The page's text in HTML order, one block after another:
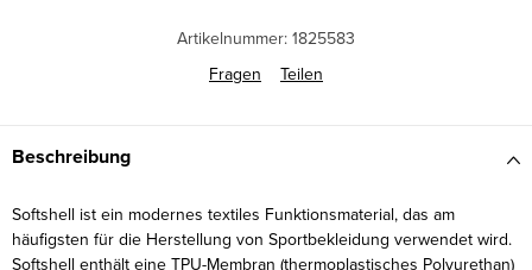
Artikelnummer: 1825583
Fragen
Teilen
Beschreibung
Softshell ist ein modernes textiles Funktionsmaterial, das am
häufigsten für die Herstellung von Sportbekleidung verwendet wird.
Softshell enthält eine TPU-Membran (thermoplastisches Polyurethan)